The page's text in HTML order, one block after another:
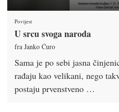
Povijest
U srcu svoga naroda
fra Janko Ćuro
Sama je po sebi jasna
rađaju kao velikani, nego
postaju prvenstveno …